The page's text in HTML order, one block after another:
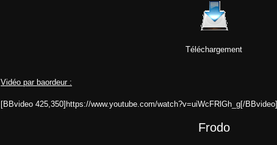
Téléchargement
Vidéo par baordeur :
[BBvideo 425,350]https://www.youtube.com/watch?v=uiWcFRlGh_g[/BBvideo]
Frodo